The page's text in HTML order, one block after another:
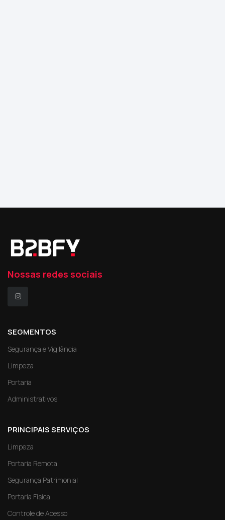
Nossas redes sociais
SEGMENTOS
Segurança e Vigilância
Limpeza
Portaria
Administrativos
PRINCIPAIS SERVIÇOS
Limpeza
Portaria Remota
Segurança Patrimonial
Portaria Física
Controle de Acesso